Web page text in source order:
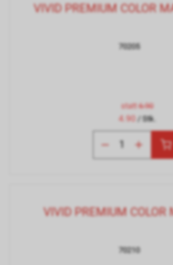
VIVID PREMIUM COLOR
70205
statt6.90
4.90 / Stk.
VIVID PREMIUM COLOR
70210